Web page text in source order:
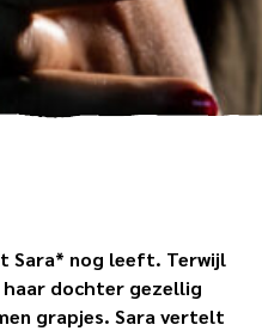
SCROLL
NAAR
BENEDEN
Sara* nog leeft. Terwijl
dochter gezellig
grapjes. Sara vertelt